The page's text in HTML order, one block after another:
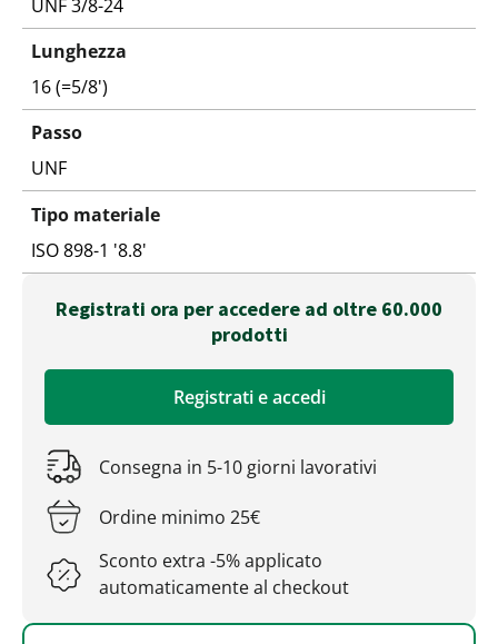
UNF 3/8-24
Lunghezza
16 (=5/8')
Passo
UNF
Tipo materiale
ISO 898-1 '8.8'
Registrati ora per accedere ad oltre 60.000
prodotti
Registrati e accedi
Consegna in 5-10 giorni lavorativi
Ordine minimo 25€
Sconto extra -5% applicato
automaticamente al checkout